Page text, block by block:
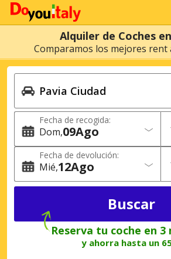
Alquiler de Coches
Comparamos los mejores rent
Fecha de recogida:
Dom 09Ago
Fecha de devolución:
Mié 12Ago
Reserva tu coche en
y ahorra hasta un